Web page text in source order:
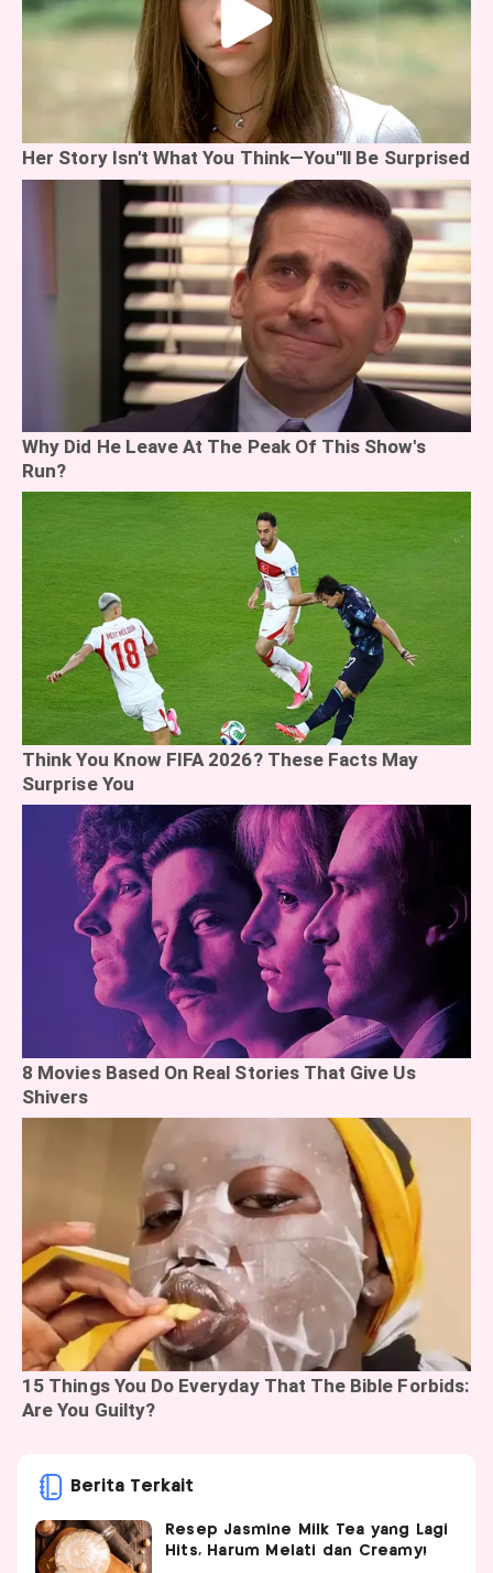
Berita Terkait
Resep Jasmine Milk Tea yang Lagi
Hits, Harum Melati dan Creamy!